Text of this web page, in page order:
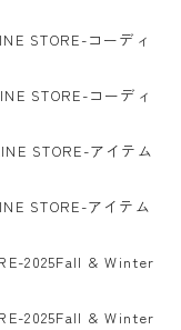
STORE-コーディ
STORE-コーディ
STORE-アイテム
STORE-アイテム
2025Fall & Winter
2025Fall & Winter